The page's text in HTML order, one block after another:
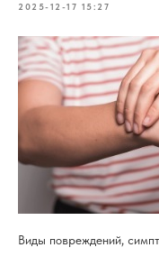
2025-12-17 15:27
Виды повреждений,